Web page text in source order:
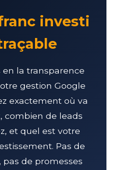
investi
en la transparence
gestion Google
exactement où va
combien de leads
et quel est votre
Pas de
pas de promesses